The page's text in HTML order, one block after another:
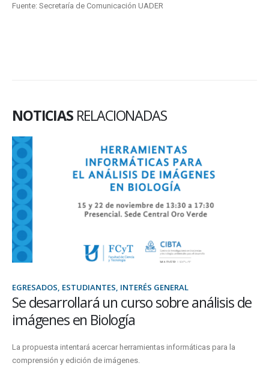
Fuente: Secretaría de Comunicación UADER
NOTICIAS RELACIONADAS
DECANATO, ESTUDIANTES, INTERÉS GENERAL
Se entregaron certificados del Taller de
Gestión Emprendedora en Oro Verde
Un taller sostenido en el marco del convenio entre FCyT y FCG